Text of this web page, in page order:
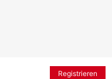
Registrieren